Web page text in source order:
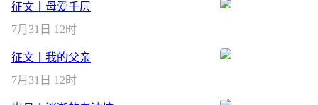
征文丨母爱千层
7月31日 12时
征文丨我的父亲
7月31日 12时